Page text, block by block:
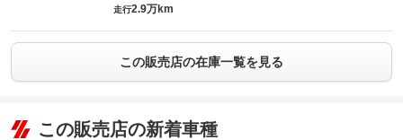
走行2.9万km
この販売店の在庫一覧を見る
この販売店の新着車種